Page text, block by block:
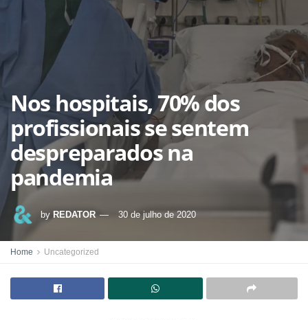
Nos hospitais, 70% dos
profissionais se sentem
despreparados na
pandemia
by REDATOR 30 de julho de 2020
Home Uncategorized